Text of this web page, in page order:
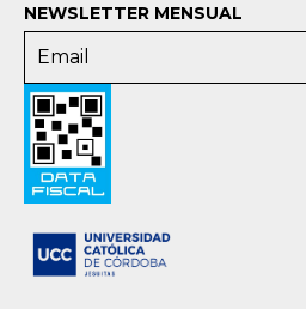
NEWSLETTER MENSUAL